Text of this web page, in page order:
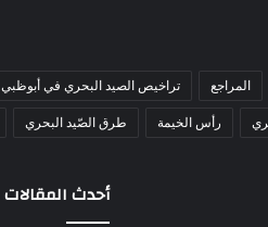
المراجع تراخيص الصيد البحري في أبوظبي
رأس الخيمة طرق الصّيد البحري
أحدث المقالات